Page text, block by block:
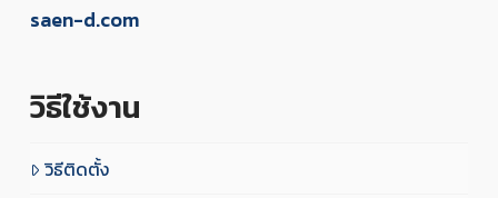
saen-d.com
วิธีใช้งาน
วิธีติดตั้ง